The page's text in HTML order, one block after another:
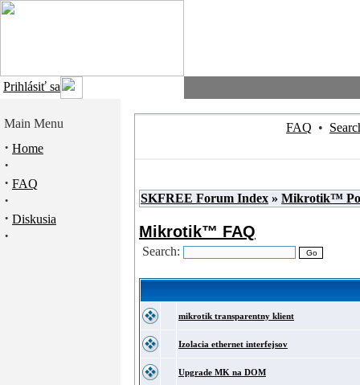
Prihlásiť sa
Main Menu
· Home
·
· FAQ
·
· Diskusia
·
FAQ •
SKFREE Forum Index » Mikrotik™
Mikrotik™ FAQ
Search:
mikrotik transparentny klient
Izolacia ethernet interfejsov
Upgrade MK na DOM